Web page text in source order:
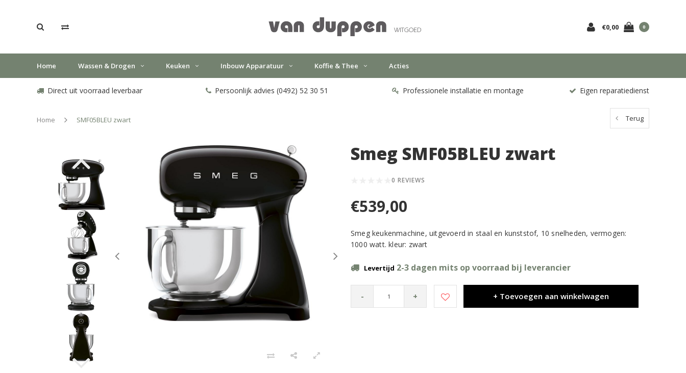
€0,00 0
Home Wassen & Drogen Keuken Inbouw Apparatuur Koffie & Thee Acties
Direct uit voorraad leverbaar Persoonlijk advies (0492) 52 30 51 Professionele installatie en montage Eigen reparatiedienst
Home SMF05BLEU zwart Terug
Smeg SMF05BLEU zwart
0 REVIEWS
€539,00
Smeg keukenmachine, uitgevoerd in staal en kunststof, 10 snelheden, vermogen:
1000 watt. kleur: zwart
Levertijd 2-3 dagen mits op voorraad bij leverancier
- + + Toevoegen aan winkelwagen